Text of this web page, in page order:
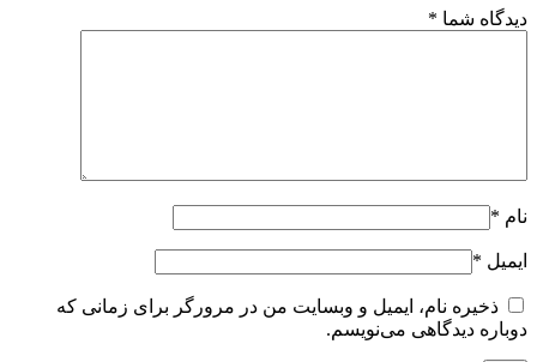
دیدگاه شما *
نام *
ایمیل *
ذخیره نام، ایمیل و وبسایت من در مرورگر برای زمانی که
دوباره دیدگاهی می‌نویسم.